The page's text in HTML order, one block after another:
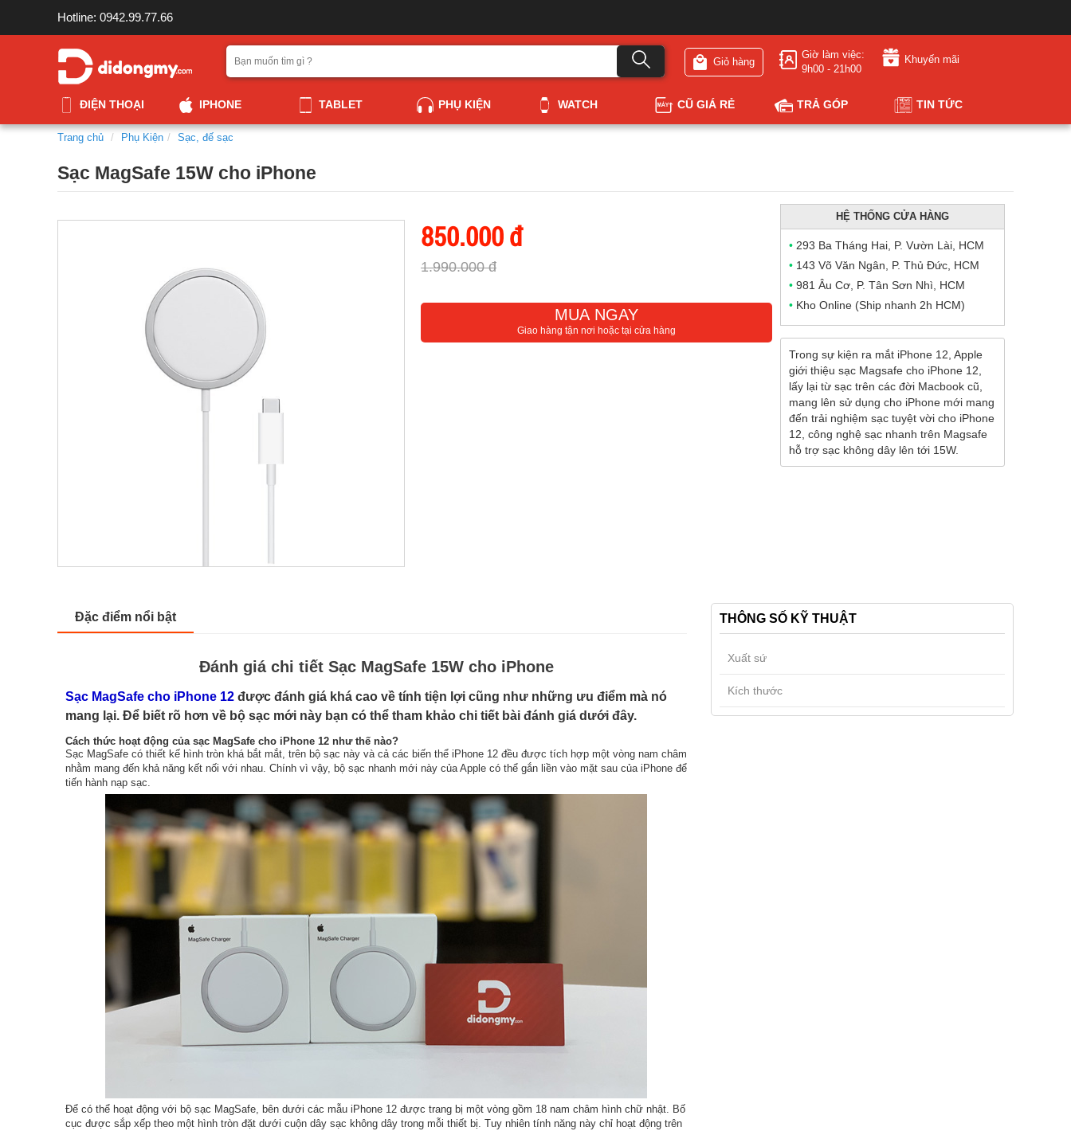
Hotline: 0942.99.77.66
Giỏ hàng
Giờ làm việc:
9h00 - 21h00
Khuyến mãi
ĐIỆN THOẠI IPHONE TABLET PHỤ KIỆN WATCH CŨ GIÁ RẺ TRẢ GÓP TIN TỨC
Trang chủ Phụ Kiện Sạc, đế sạc
Sạc MagSafe 15W cho iPhone
850.000 đ
1.990.000 đ
MUA NGAY
Giao hàng tận nơi hoặc tại cửa hàng
HỆ THỐNG CỬA HÀNG
• 293 Ba Tháng Hai, P. Vườn Lài, HCM
• 143 Võ Văn Ngân, P. Thủ Đức, HCM
• 981 Âu Cơ, P. Tân Sơn Nhì, HCM
• Kho Online (Ship nhanh 2h HCM)
Trong sự kiện ra mắt iPhone 12, Apple
giới thiệu sạc Magsafe cho iPhone 12,
lấy lại từ sạc trên các đời Macbook cũ,
mang lên sử dụng cho iPhone mới mang
đến trải nghiệm sạc tuyệt vời cho iPhone
12, công nghệ sạc nhanh trên Magsafe
hỗ trợ sạc không dây lên tới 15W.
Đặc điểm nổi bật
Đánh giá chi tiết Sạc MagSafe 15W cho iPhone
Sạc MagSafe cho iPhone 12 được đánh giá khá cao về tính tiện lợi cũng như những ưu điểm mà nó
mang lại. Để biết rõ hơn về bộ sạc mới này bạn có thể tham khảo chi tiết bài đánh giá dưới đây.
Cách thức hoạt động của sạc MagSafe cho iPhone 12 như thế nào?
Sạc MagSafe có thiết kế hình tròn khá bắt mắt, trên bộ sạc này và cả các biến thể iPhone 12 đều được tích hợp một vòng nam châm
nhằm mang đến khả năng kết nối với nhau. Chính vì vậy, bộ sạc nhanh mới này của Apple có thể gắn liền vào mặt sau của iPhone để
tiến hành nạp sạc.
Để có thể hoạt động với bộ sạc MagSafe, bên dưới các mẫu iPhone 12 được trang bị một vòng gồm 18 nam châm hình chữ nhật. Bố
cục được sắp xếp theo một hình tròn đặt dưới cuộn dây sạc không dây trong mỗi thiết bị. Tuy nhiên tính năng này chỉ hoạt động trên
THÔNG SỐ KỸ THUẬT
Xuất sứ
Kích thước